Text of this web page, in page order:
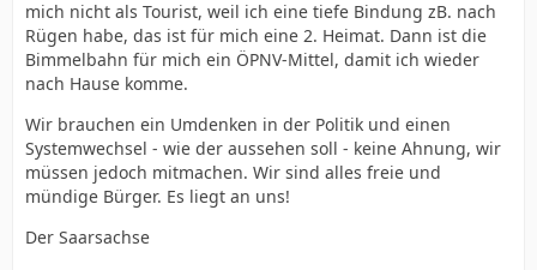
mich nicht als Tourist, weil ich eine tiefe Bindung zB. nach
Rügen habe, das ist für mich eine 2. Heimat. Dann ist die
Bimmelbahn für mich ein ÖPNV-Mittel, damit ich wieder
nach Hause komme.
Wir brauchen ein Umdenken in der Politik und einen
Systemwechsel - wie der aussehen soll - keine Ahnung, wir
müssen jedoch mitmachen. Wir sind alles freie und
mündige Bürger. Es liegt an uns!
Der Saarsachse